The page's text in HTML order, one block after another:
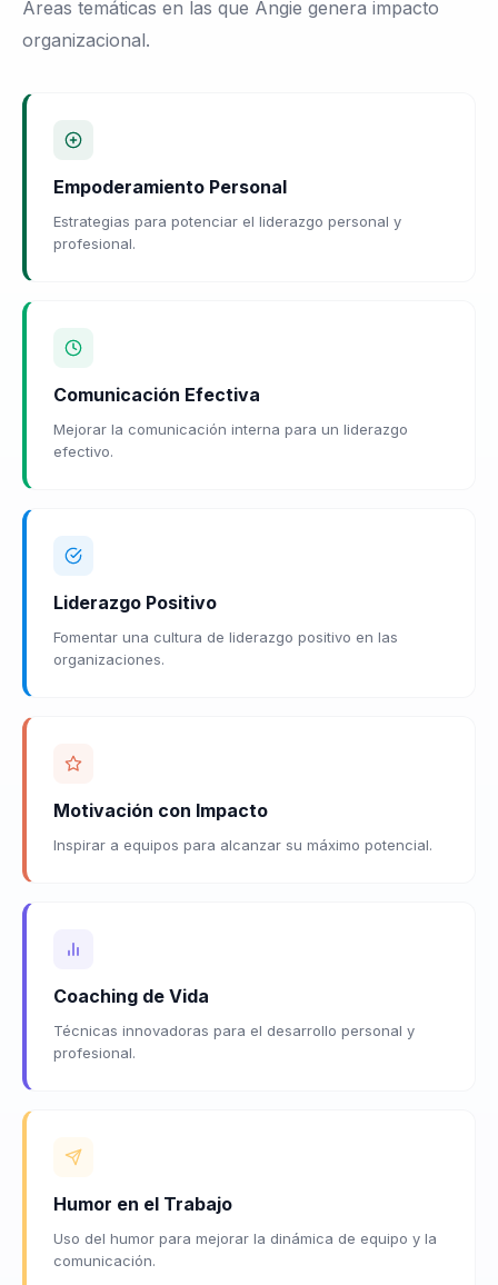
Áreas temáticas en las que Angie genera impacto
organizacional.
Empoderamiento Personal
Estrategias para potenciar el liderazgo personal y
profesional.
Comunicación Efectiva
Mejorar la comunicación interna para un liderazgo
efectivo.
Liderazgo Positivo
Fomentar una cultura de liderazgo positivo en las
organizaciones.
Motivación con Impacto
Inspirar a equipos para alcanzar su máximo potencial.
Coaching de Vida
Técnicas innovadoras para el desarrollo personal y
profesional.
Humor en el Trabajo
Uso del humor para mejorar la dinámica de equipo y la
comunicación.